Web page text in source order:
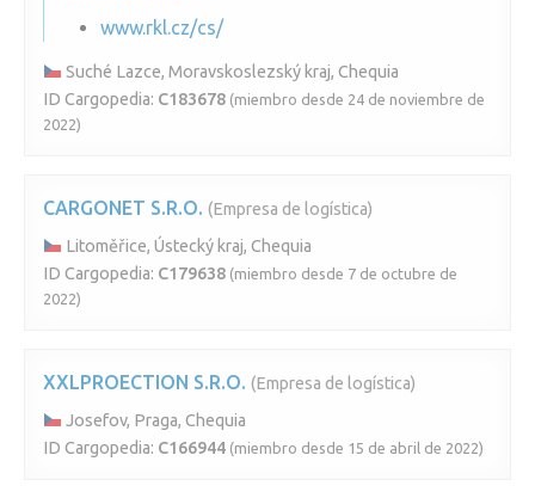
www.rkl.cz/cs/
Suché Lazce, Moravskoslezský kraj, Chequia
ID Cargopedia: C183678 (miembro desde 24 de noviembre de
2022)
CARGONET S.R.O. (Empresa de logística)
Litoměřice, Ústecký kraj, Chequia
ID Cargopedia: C179638 (miembro desde 7 de octubre de
2022)
XXLPROECTION S.R.O. (Empresa de logística)
Josefov, Praga, Chequia
ID Cargopedia: C166944 (miembro desde 15 de abril de 2022)